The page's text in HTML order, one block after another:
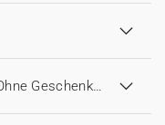
Ohne Geschenke Accessoires